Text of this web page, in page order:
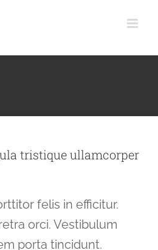
tristique ullamcorper
felis in efficitur.
orci. Vestibulum
porta tincidunt.